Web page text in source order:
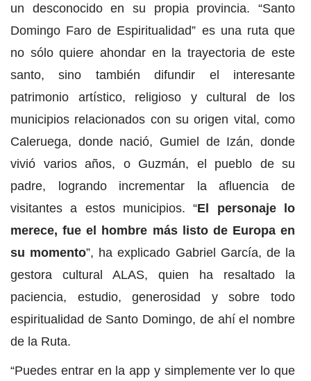
un desconocido en su propia provincia. “Santo
Domingo Faro de Espiritualidad” es una ruta que
no sólo quiere ahondar en la trayectoria de este
santo, sino también difundir el interesante
patrimonio artístico, religioso y cultural de los
municipios relacionados con su origen vital, como
Caleruega, donde nació, Gumiel de Izán, donde
vivió varios años, o Guzmán, el pueblo de su
padre, logrando incrementar la afluencia de
visitantes a estos municipios. “El personaje lo
merece, fue el hombre más listo de Europa en
su momento”, ha explicado Gabriel García, de la
gestora cultural ALAS, quien ha resaltado la
paciencia, estudio, generosidad y sobre todo
espiritualidad de Santo Domingo, de ahí el nombre
de la Ruta.
“Puedes entrar en la app y simplemente ver lo que